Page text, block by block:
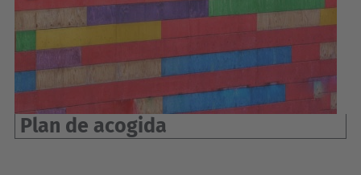
Plan de acogida